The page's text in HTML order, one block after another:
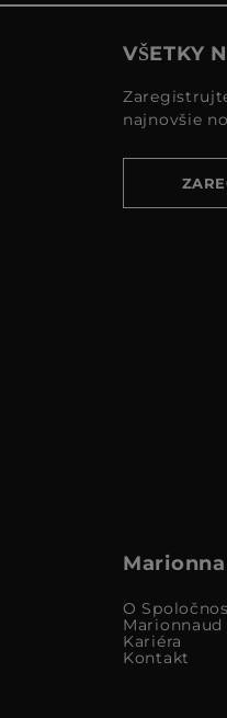
VŠETKY
najnovšie
O
Kariéra
Kontakt